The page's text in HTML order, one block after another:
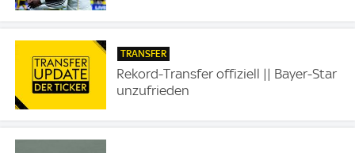
TRANSFER
Rekord-Transfer offiziell || Bayer-Star
unzufrieden